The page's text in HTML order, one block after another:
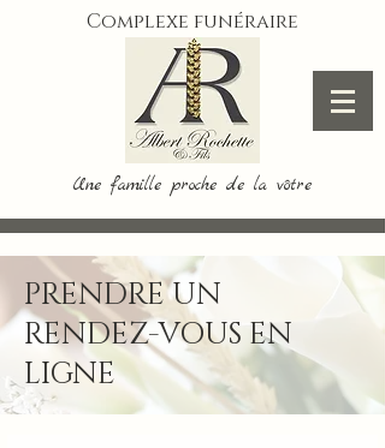
Complexe funéraire
Une famille proche de la vôtre
PRENDRE UN
RENDEZ-VOUS EN
LIGNE